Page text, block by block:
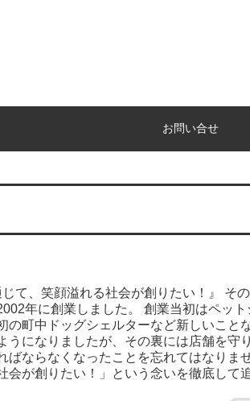
お問い合せ
て、笑顔溢れる社会が創りたい！』 そ
年に創業しました。 創業当初はペッ
の町中ドッグシェルターなど新しいこ
うになりましたが、その裏には店舗を
ばならなくなったことを忘れてはなり
会が創りたい！」という念いを徹底して